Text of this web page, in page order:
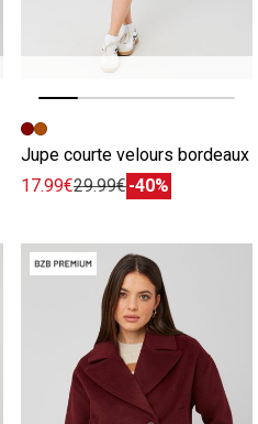
Image précédente
Image suivante
Jupe courte velours bordeaux
17.99€29.99€-40%